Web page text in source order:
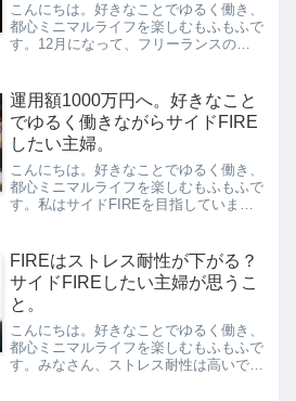
こんにちは。好きなことでゆるく働き、
都心ミニマルライフを楽しむもふもふで
す。12月になって、フリーランスの私
が（まあそれでもだいぶ断っちゃってる
けども）、社畜時代は忘年...
運用額1000万円へ。好きなこと
でゆるく働きながらサイドFIRE
したい主婦。
こんにちは。好きなことでゆるく働き、
都心ミニマルライフを楽しむもふもふで
す。私はサイドFIREを目指しています
つまり、フルタイムでバリバリ働いて入
金力を高めている方々と...
FIREはストレス耐性が下がる？
サイドFIREしたい主婦が思うこ
と。
こんにちは。好きなことでゆるく働き、
都心ミニマルライフを楽しむもふもふで
す。みなさん、ストレス耐性は高いです